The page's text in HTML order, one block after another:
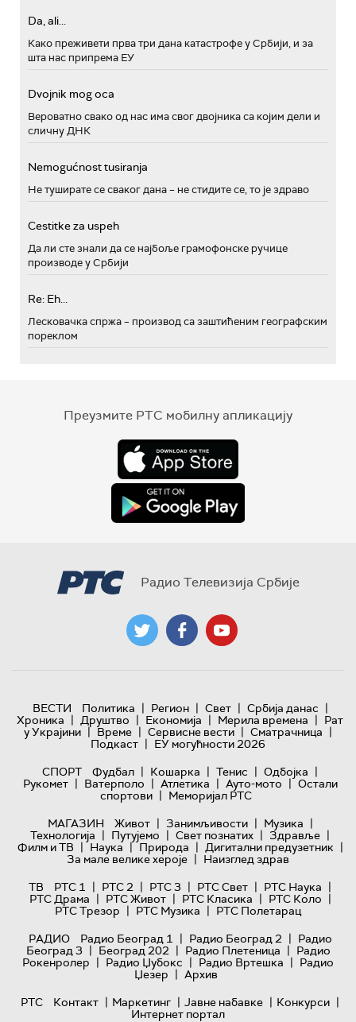
Da, ali...
Како преживети прва три дана катастрофе у Србији, и за
шта нас припрема ЕУ
Dvojnik mog oca
Вероватно свако од нас има свог двојника са којим дели и
сличну ДНК
Nemogućnost tusiranja
Не туширате се сваког дана – не стидите се, то је здраво
Cestitke za uspeh
Да ли сте знали да се најбоље грамофонске ручице
производе у Србији
Re: Eh...
Лесковачка спржа – производ са заштићеним географским
пореклом
Преузмите РТС мобилну апликацију
Радио Телевизија Србије
ВЕСТИ Политика | Регион | Свет | Србија данас |
Хроника | Друштво | Економија | Мерила времена | Рат
у Украјини | Време | Сервисне вести | Сматрачница |
Подкаст | ЕУ могућности 2026
СПОРТ
Фудбал | Кошарка | Тенис | Одбојка |
Рукомет | Ватерполо | Атлетика | Ауто-мото | Остали
спортови | Меморијал РТС
МАГАЗИН
Живот | Занимљивости | Музика |
Технологијa | Путујемо | Свет познатих | Здравље |
Филм и ТВ | Наука | Природа | Дигитални предузетник |
За мале велике хероје | Наизглед здрав
ТВ
РТС 1 | РТС 2 | РТС 3 | РТС Свет | РТС Наука |
РТС Драма | РТС Живот | РТС Класика | РТС Коло |
РТС Трезор | РТС Музика | РТС Полетарац
РАДИО
Радио Београд 1 | Радио Београд 2 | Радио
Београд 3 | Београд 202 | Радио Плетеница | Радио
Рокенролер | Радио Џубокс | Радио Вртешка | Радио
Џезер | Архив
РТС
Контакт | Маркетинг | Јавне набавке | Конкурси |
Интернет портал